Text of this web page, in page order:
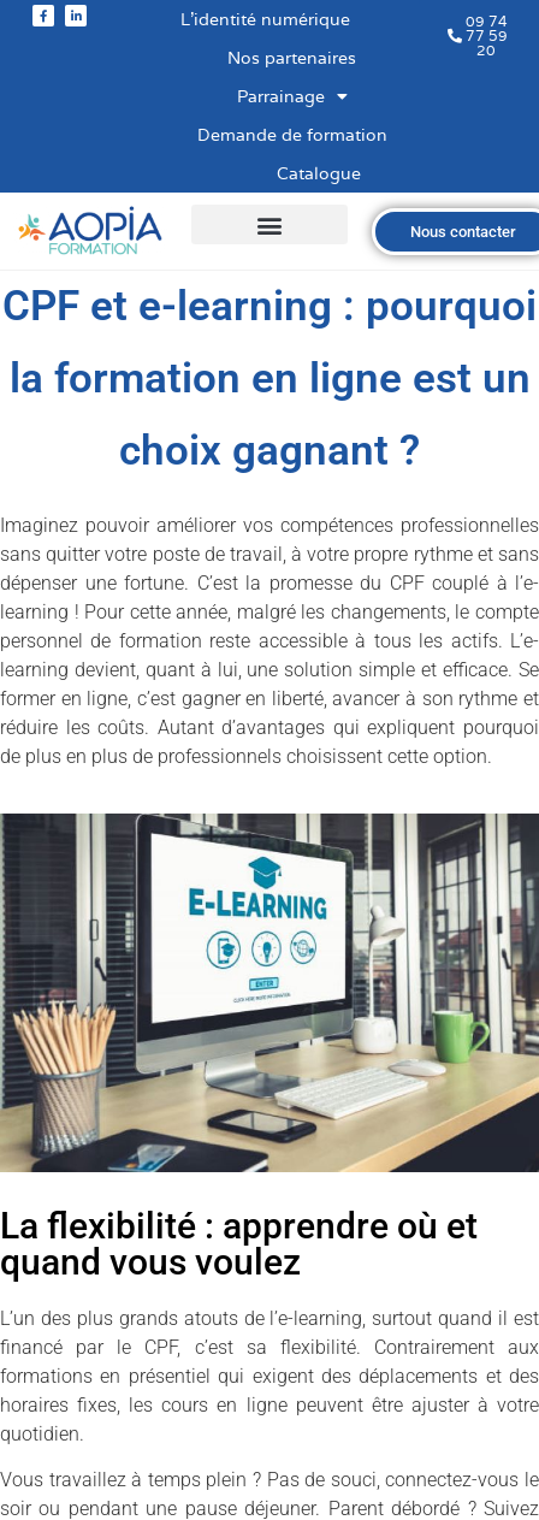
L’identité numérique
Nos partenaires
Parrainage
Demande de formation
Catalogue
09 74
77 59
20
Nous contacter
CPF et e-learning : pourquoi
la formation en ligne est un
choix gagnant ?
Imaginez pouvoir améliorer vos compétences professionnelles
sans quitter votre poste de travail, à votre propre rythme et sans
dépenser une fortune. C’est la promesse du CPF couplé à l’e-
learning ! Pour cette année, malgré les changements, le compte
personnel de formation reste accessible à tous les actifs. L’e-
learning devient, quant à lui, une solution simple et efficace. Se
former en ligne, c’est gagner en liberté, avancer à son rythme et
réduire les coûts. Autant d’avantages qui expliquent pourquoi
de plus en plus de professionnels choisissent cette option.
La flexibilité : apprendre où et
quand vous voulez
L’un des plus grands atouts de l’e-learning, surtout quand il est
financé par le CPF, c’est sa flexibilité. Contrairement aux
formations en présentiel qui exigent des déplacements et des
horaires fixes, les cours en ligne peuvent être ajuster à votre
quotidien.
Vous travaillez à temps plein ? Pas de souci, connectez-vous le
soir ou pendant une pause déjeuner. Parent débordé ? Suivez